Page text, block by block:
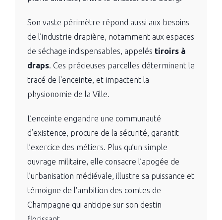
Son vaste périmètre répond aussi aux besoins
de l’industrie drapière, notamment aux espaces
de séchage indispensables, appelés tiroirs à
draps. Ces précieuses parcelles déterminent le
tracé de l'enceinte, et impactent la
physionomie de la Ville.
L’enceinte engendre une communauté
d’existence, procure de la sécurité, garantit
l’exercice des métiers. Plus qu’un simple
ouvrage militaire, elle consacre l’apogée de
l’urbanisation médiévale, illustre sa puissance et
témoigne de l'ambition des comtes de
Champagne qui anticipe sur son destin